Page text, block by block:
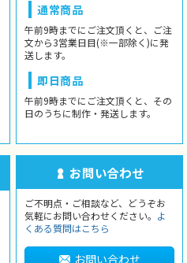
通常商品
午前9時までにご注文頂くと、ご注
文から3営業日目(※一部除く)に発
送します。
即日商品
午前9時までにご注文頂くと、その
日のうちに制作・発送します。
お問い合わせ
ご不明点・ご相談など、どうぞお
気軽にお問い合わせください。 よ
くある質問はこちら
お問い合わせ